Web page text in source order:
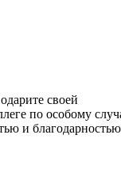
своей
по особому
и